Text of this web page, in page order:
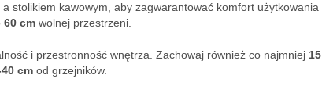
stolikiem kawowym, aby zagwarantować komfort użytkowania
60 cm wolnej przestrzeni.
i przestronność wnętrza. Zachowaj również co najmniej 15
cm od grzejników.